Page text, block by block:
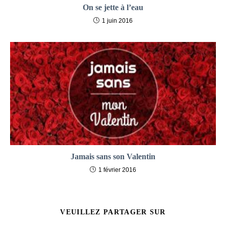
On se jette à l’eau
1 juin 2016
Jamais sans son Valentin
1 février 2016
VEUILLEZ PARTAGER SUR